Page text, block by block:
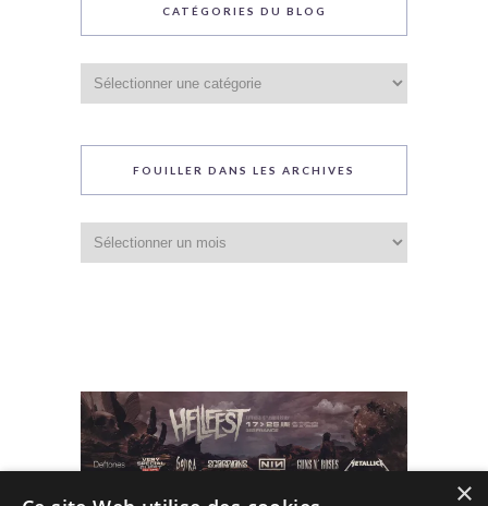
CATÉGORIES DU BLOG
du
blog
FOUILLER DANS LES ARCHIVES
dans
les
×